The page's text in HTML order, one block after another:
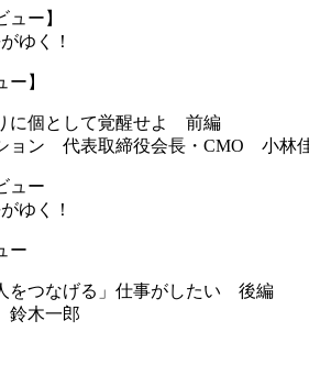
ゆく！
ー】
に個として覚醒せよ 前編
ョン 代表取締役会長・CMO 小林
ゆく！
ー
をつなげる」仕事がしたい 後編
鈴木一郎